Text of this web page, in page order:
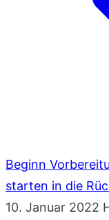
Beginn
starten in die
10. Januar 2022